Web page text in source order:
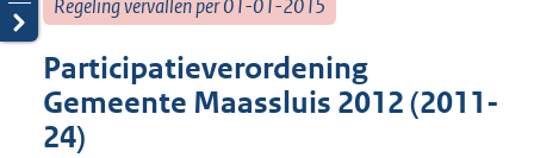
Regeling vervallen per 01-01-2015
Participatieverordening
Gemeente Maassluis 2012 (2011-
24)